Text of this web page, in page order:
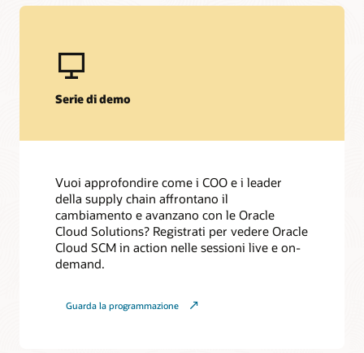
Serie di demo
Vuoi approfondire come i COO e i leader
della supply chain affrontano il
cambiamento e avanzano con le Oracle
Cloud Solutions? Registrati per vedere Oracle
Cloud SCM in action nelle sessioni live e on-
demand.
Guarda la programmazione